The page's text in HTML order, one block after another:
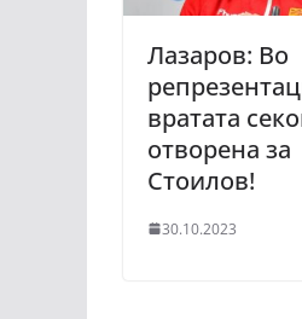
Лазаров: Во
вратата
отворена за
Стоилов!
30.10.2023